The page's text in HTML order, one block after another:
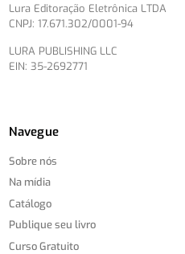
Lura Editoração Eletrônica LTDA
CNPJ: 17.671.302/0001-94
LURA PUBLISHING LLC
EIN: 35-2692771
Navegue
Sobre nós
Na mídia
Catálogo
Publique seu livro
Curso Gratuito